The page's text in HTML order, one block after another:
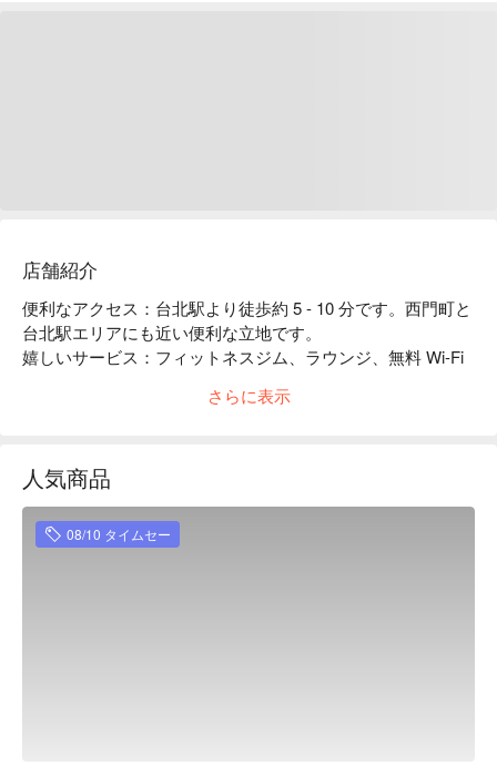
店舗紹介
便利なアクセス：台北駅より徒歩約 5 - 10 分です。西門町と
台北駅エリアにも近い便利な立地です。
嬉しいサービス：フィットネスジム、ラウンジ、無料 Wi-Fi
絶賛評価：TripAdvisor 四つ星評価獲得。親切なサービスと便
さらに表示
人気商品
08/10 タイムセー